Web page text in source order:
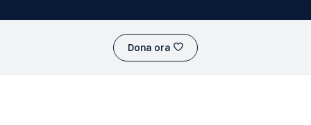
Dona ora